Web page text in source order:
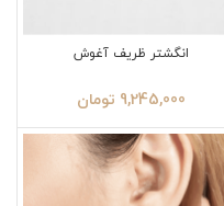
انگشتر ظریف آغوش
9,245,000 تومان